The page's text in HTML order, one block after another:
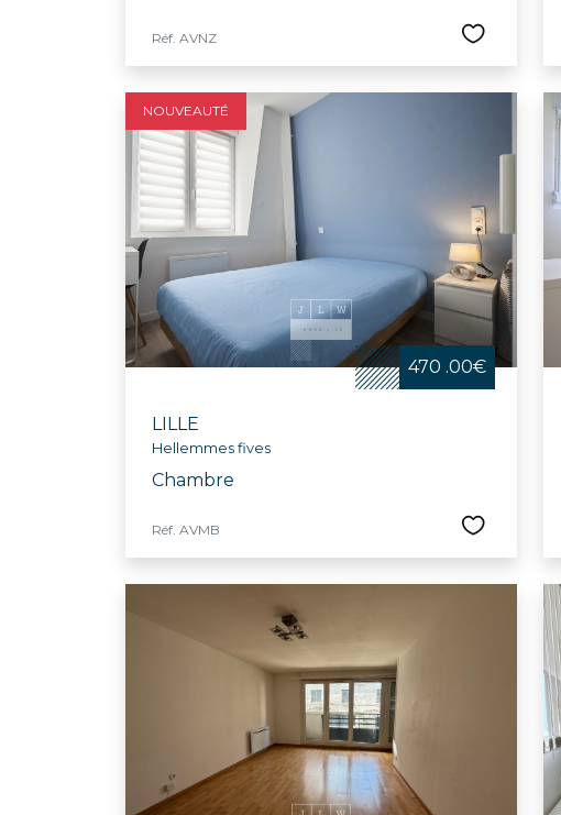
Réf. AVNZ
NOUVEAUTÉ
470 .00€
LILLE
Hellemmes fives
Chambre
Réf. AVMB